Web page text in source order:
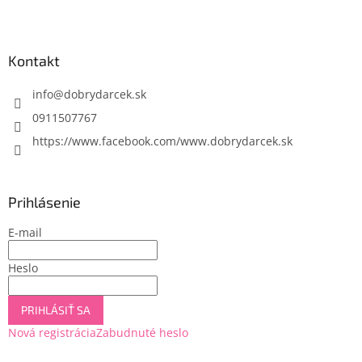
Kontakt
info@dobrydarcek.sk
0911507767
https://www.facebook.com/www.dobrydarcek.sk
Prihlásenie
E-mail
Heslo
PRIHLÁSIŤ SA
Nová registráciaZabudnuté heslo